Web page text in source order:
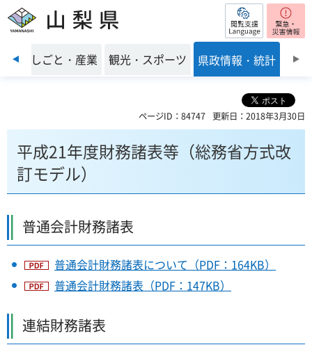
山梨県 閲覧支援
前のスライドを表示
境 しごと・産業 観光・スポーツ 県政情報・統計
ページID：84747 更新日：2018年3月30日
平成21年度財務諸表等（総務省方式改
訂モデル）
普通会計財務諸表
普通会計財務諸表について（PDF：164KB）
普通会計財務諸表（PDF：147KB）
連結財務諸表